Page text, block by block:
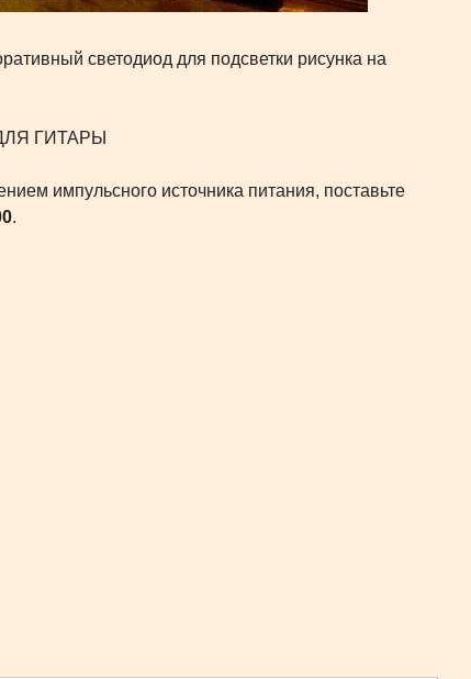
светодиод для подсветки рисунка на
импульсного источника питания, поставьте
.